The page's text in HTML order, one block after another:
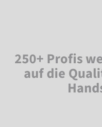
250+ Profis
auf die